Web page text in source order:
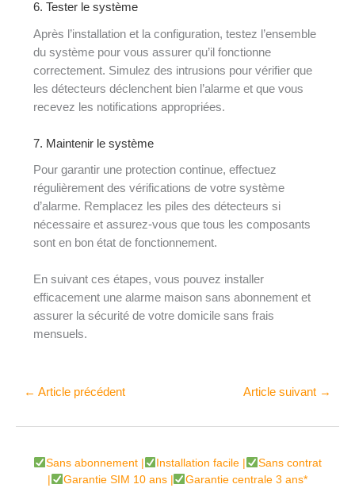
6. Tester le système
Après l’installation et la configuration, testez l’ensemble
du système pour vous assurer qu’il fonctionne
correctement. Simulez des intrusions pour vérifier que
les détecteurs déclenchent bien l’alarme et que vous
recevez les notifications appropriées.
7. Maintenir le système
Pour garantir une protection continue, effectuez
régulièrement des vérifications de votre système
d’alarme. Remplacez les piles des détecteurs si
nécessaire et assurez-vous que tous les composants
sont en bon état de fonctionnement.
En suivant ces étapes, vous pouvez installer
efficacement une alarme maison sans abonnement et
assurer la sécurité de votre domicile sans frais
mensuels.
← Article précédent Article suivant →
Sans abonnement | Installation facile |
Sans contrat
Garantie SIM 10 ans | Garantie centrale 3 ans*